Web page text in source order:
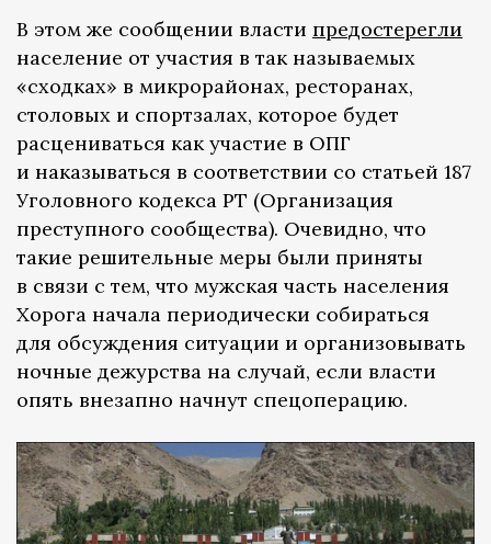
В этом же сообщении власти предостерегли
население от участия в так называемых
«сходках» в микрорайонах, ресторанах,
столовых и спортзалах, которое будет
расцениваться как участие в ОПГ
и наказываться в соответствии со статьей 187
Уголовного кодекса РТ (Организация
преступного сообщества). Очевидно, что
такие решительные меры были приняты
в связи с тем, что мужская часть населения
Хорога начала периодически собираться
для обсуждения ситуации и организовывать
ночные дежурства на случай, если власти
опять внезапно начнут спецоперацию.